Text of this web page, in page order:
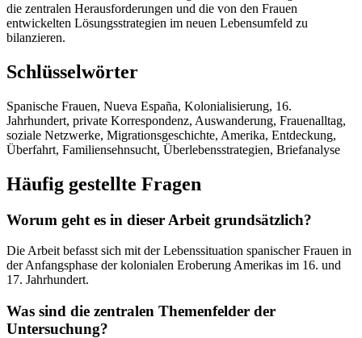
die zentralen Herausforderungen und die von den Frauen
entwickelten Lösungsstrategien im neuen Lebensumfeld zu
bilanzieren.
Schlüsselwörter
Spanische Frauen, Nueva España, Kolonialisierung, 16.
Jahrhundert, private Korrespondenz, Auswanderung, Frauenalltag,
soziale Netzwerke, Migrationsgeschichte, Amerika, Entdeckung,
Überfahrt, Familiensehnsucht, Überlebensstrategien, Briefanalyse
Häufig gestellte Fragen
Worum geht es in dieser Arbeit grundsätzlich?
Die Arbeit befasst sich mit der Lebenssituation spanischer Frauen in
der Anfangsphase der kolonialen Eroberung Amerikas im 16. und
17. Jahrhundert.
Was sind die zentralen Themenfelder der
Untersuchung?